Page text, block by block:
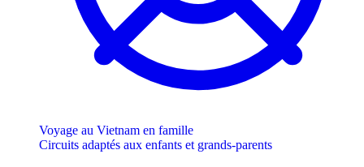
Voyage au Vietnam en famille
Circuits adaptés aux enfants et grands-parents